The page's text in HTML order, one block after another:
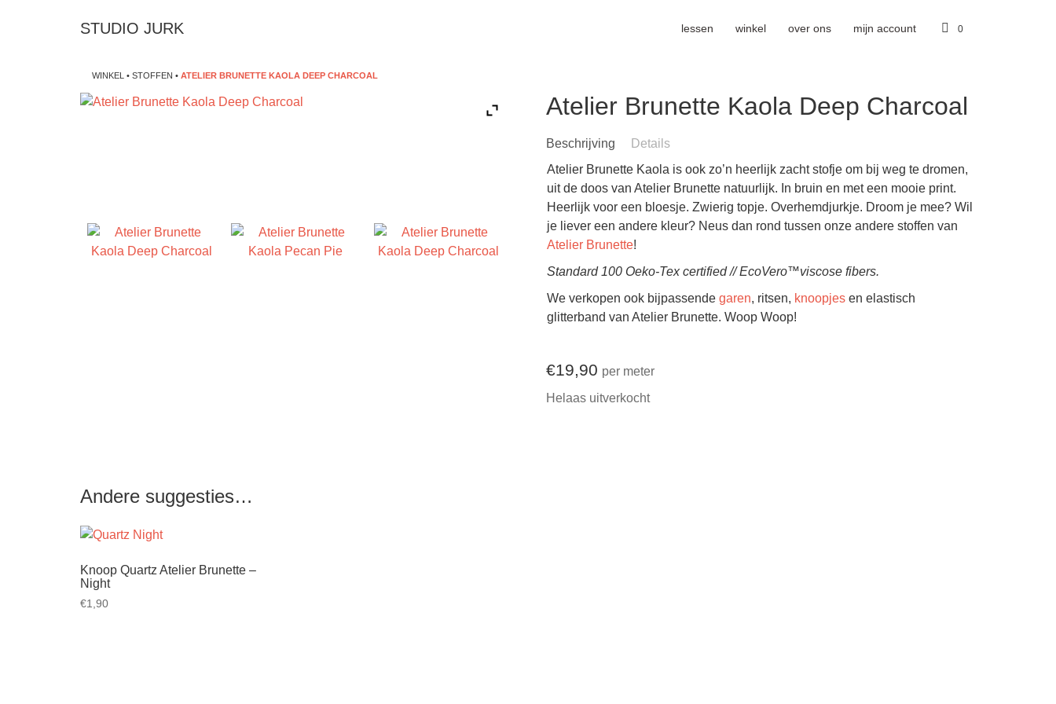
STUDIO JURK 0
lessen winkel over ons mijn account
WINKEL • STOFFEN • ATELIER BRUNETTE KAOLA DEEP CHARCOAL
Atelier Brunette Kaola Deep Charcoal
Beschrijving
Details
Atelier Brunette Kaola is ook zo’n heerlijk zacht stofje om bij weg te dromen,
uit de doos van Atelier Brunette natuurlijk. In bruin en met een mooie print.
Heerlijk voor een bloesje. Zwierig topje. Overhemdjurkje. Droom je mee? Wil
je liever een andere kleur? Neus dan rond tussen onze andere stoffen van
Atelier Brunette!
Standard 100 Oeko-Tex certified // EcoVero™viscose fibers.
We verkopen ook bijpassende garen, ritsen, knoopjesen elastisch
glitterband van Atelier Brunette. Woop Woop!
€19,90 per meter
Helaas uitverkocht
Andere suggesties…
Knoop Quartz Atelier Brunette –
Night
€1,90